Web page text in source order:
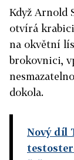
Když Arnold
otvírá
na okvětní
brokovnici,
dokola.
Nový díl